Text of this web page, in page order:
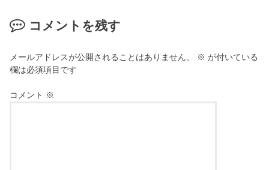
コメントを残す
メールアドレスが公開されることはありません。 ※ が付いている
欄は必須項目です
コメント ※